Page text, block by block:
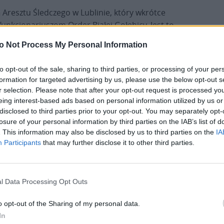
Not Process My Personal Information
opt-out of the sale, sharing to third parties, or processing of your
for targeted advertising by us, please use the below opt-out
selection. Please note that after your opt-out request is processed
interest-based ads based on personal information utilized by us
to third parties prior to your opt-out. You may separately
of your personal information by third parties on the IAB’s list of
This information may also be disclosed by us to third parties on the
Participants that may further disclose it to other third parties.
Data Processing Opt Outs
opt-out of the Sharing of my personal data.
Śledczego w Lublinie, który wkrótce
Order Białej Gołębicy. Jest to
zaangażowanym w ochronę godności
na drodze ku nowemu życiu. Symbolika
do Arki Noego z gałązką oliwną jako
Śledczego w Lublinie Marek Krok,
duszpasterskiej kapelanów i
jednostki penitencjarnej. Order otrzymał
Służby Więziennej za troskę o
we wszystkich jednostkach penitencjarnych w
uhonorowano kpt. Pawła Kosiorka z
W Areszcie Śledczym w Lublinie
angażujący się w organizację działalności
spotkania indywidualne oraz